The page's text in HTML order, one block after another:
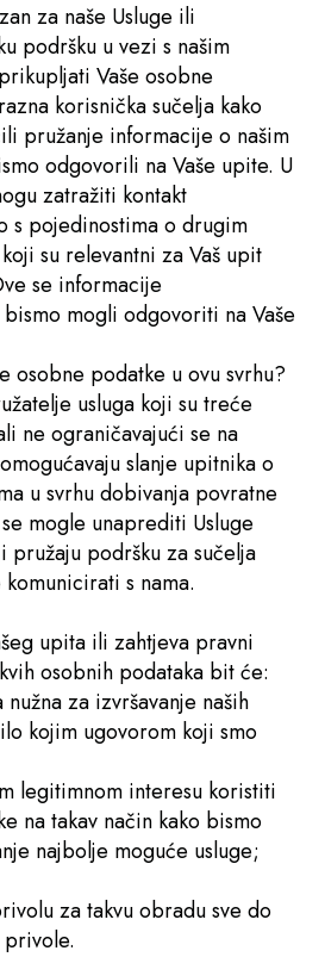
za naše Usluge ili
podršku u vezi s našim
Vaše osobne
korisnička sučelja kako
pružanje informacije o našim
odgovorili na Vaše upite. U
zatražiti kontakt
s pojedinostima o drugim
su relevantni za Vaš upit
se informacije
mogli odgovoriti na Vaše
osobne podatke u ovu svrhu?
usluga koji su treće
ne ograničavajući se na
slanje upitnika o
u svrhu dobivanja povratne
mogle unaprediti Usluge
pružaju podršku za sučelja
s nama.
upita ili zahtjeva pravni
osobnih podataka bit će:
za izvršavanje naših
kojim ugovorom koji smo
legitimnom interesu koristiti
na takav način kako bismo
najbolje moguće usluge;
za takvu obradu sve do